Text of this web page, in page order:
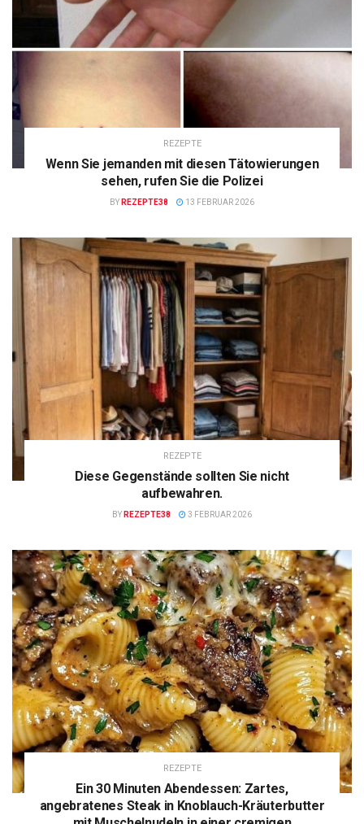
REZEPTE
Wenn Sie jemanden mit diesen Tätowierungen
sehen, rufen Sie die Polizei
BY REZEPTE38 13 FEBRUAR 2026
REZEPTE
Diese Gegenstände sollten Sie nicht
aufbewahren.
BY REZEPTE38 3 FEBRUAR 2026
REZEPTE
Ein 30 Minuten Abendessen: Zartes,
angebratenes Steak in Knoblauch-Kräuterbutter